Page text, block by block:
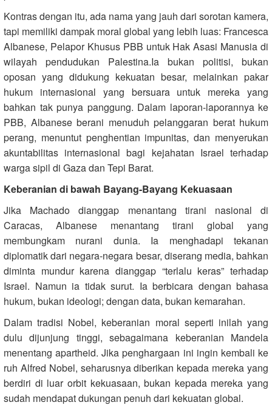
Kontras dengan itu, ada nama yang jauh dari sorotan kamera,
tapi memiliki dampak moral global yang lebih luas: Francesca
Albanese, Pelapor Khusus PBB untuk Hak Asasi Manusia di
wilayah pendudukan Palestina.Ia bukan politisi, bukan
oposan yang didukung kekuatan besar, melainkan pakar
hukum internasional yang bersuara untuk mereka yang
bahkan tak punya panggung. Dalam laporan-laporannya ke
PBB, Albanese berani menuduh pelanggaran berat hukum
perang, menuntut penghentian impunitas, dan menyerukan
akuntabilitas internasional bagi kejahatan Israel terhadap
warga sipil di Gaza dan Tepi Barat.
Keberanian di bawah Bayang-Bayang Kekuasaan
Jika Machado dianggap menantang tirani nasional di
Caracas, Albanese menantang tirani global yang
membungkam nurani dunia. Ia menghadapi tekanan
diplomatik dari negara-negara besar, diserang media, bahkan
diminta mundur karena dianggap “terlalu keras” terhadap
Israel. Namun ia tidak surut. Ia berbicara dengan bahasa
hukum, bukan ideologi; dengan data, bukan kemarahan.
Dalam tradisi Nobel, keberanian moral seperti inilah yang
dulu dijunjung tinggi, sebagaimana keberanian Mandela
menentang apartheid. Jika penghargaan ini ingin kembali ke
ruh Alfred Nobel, seharusnya diberikan kepada mereka yang
berdiri di luar orbit kekuasaan, bukan kepada mereka yang
sudah mendapat dukungan penuh dari kekuatan global.